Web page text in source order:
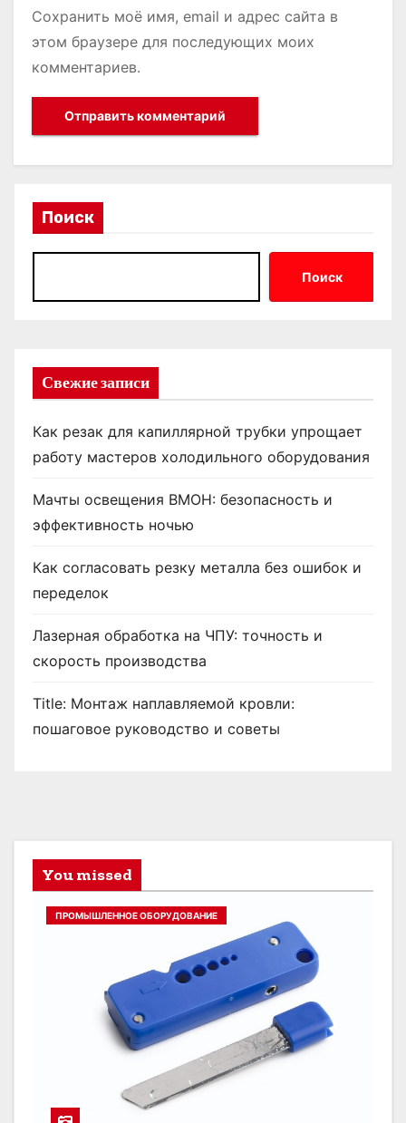
Сохранить моё имя, email и адрес сайта в
этом браузере для последующих моих
комментариев.
Поиск
Поиск
Свежие записи
Как резак для капиллярной трубки упрощает
работу мастеров холодильного оборудования
Мачты освещения ВМОН: безопасность и
эффективность ночью
Как согласовать резку металла без ошибок и
переделок
Лазерная обработка на ЧПУ: точность и
скорость производства
Title: Монтаж наплавляемой кровли:
пошаговое руководство и советы
You missed
ПРОМЫШЛЕННОЕ ОБОРУДОВАНИЕ